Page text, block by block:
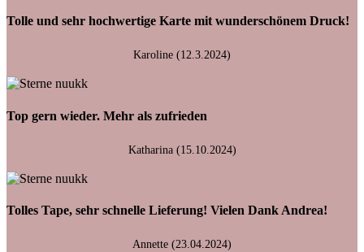
Tolle und sehr hochwertige Karte mit wunderschönem Druck!
Karoline (12.3.2024)
Top gern wieder. Mehr als zufrieden
Katharina (15.10.2024)
Tolles Tape, sehr schnelle Lieferung! Vielen Dank Andrea!
Annette (23.04.2024)